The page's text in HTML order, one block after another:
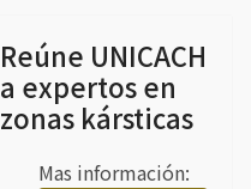
Reúne UNICACH
a expertos en
zonas kársticas
Mas información: